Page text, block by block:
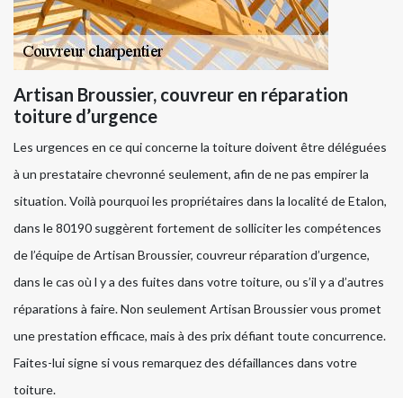
Artisan Broussier, couvreur en réparation
toiture d’urgence
Les urgences en ce qui concerne la toiture doivent être déléguées
à un prestataire chevronné seulement, afin de ne pas empirer la
situation. Voilà pourquoi les propriétaires dans la localité de Etalon,
dans le 80190 suggèrent fortement de solliciter les compétences
de l’équipe de Artisan Broussier, couvreur réparation d’urgence,
dans le cas où l y a des fuites dans votre toiture, ou s’il y a d’autres
réparations à faire. Non seulement Artisan Broussier vous promet
une prestation efficace, mais à des prix défiant toute concurrence.
Faites-lui signe si vous remarquez des défaillances dans votre
toiture.